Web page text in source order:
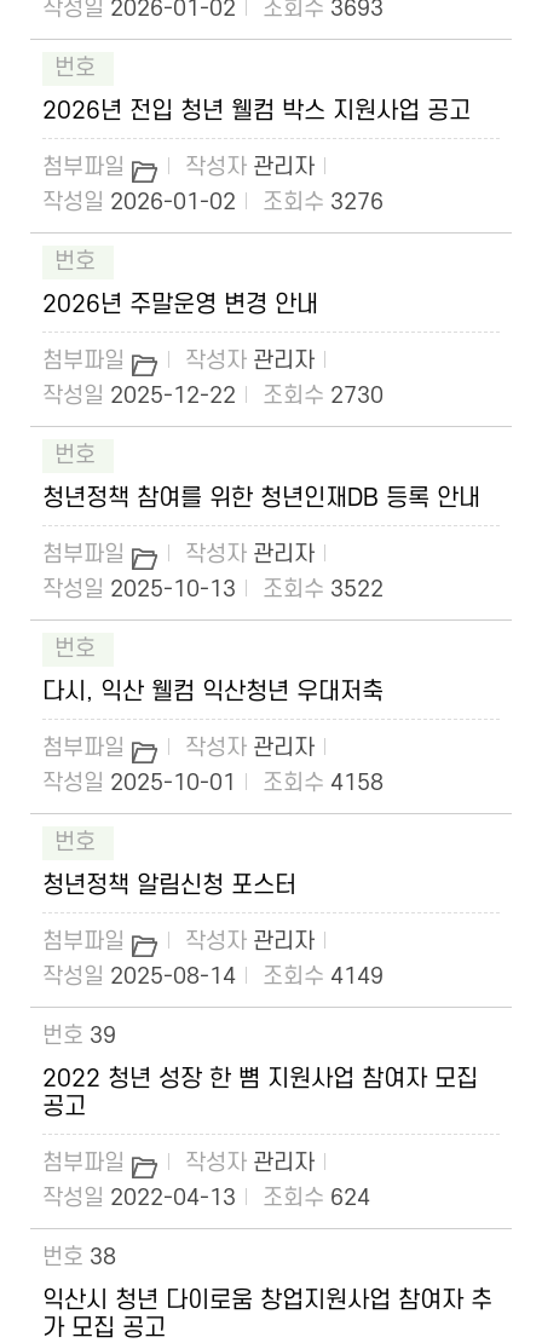
2026-01-02 3693
2026년 전입 청년 웰컴 박스 지원사업 공고
관리자
2026-01-02
3276
2026년 주말운영 변경 안내
관리자
2025-12-22
2730
청년정책 참여를 위한 청년인재DB 등록 안내
관리자
2025-10-13
3522
다시, 익산 웰컴 익산청년 우대저축
관리자
2025-10-01
4158
청년정책 알림신청 포스터
관리자
2025-08-14
4149
39
2022 청년 성장 한 뼘 지원사업 참여자 모집
공고
관리자
2022-04-13
624
38
익산시 청년 다이로움 창업지원사업 참여자 추
가 모집 공고